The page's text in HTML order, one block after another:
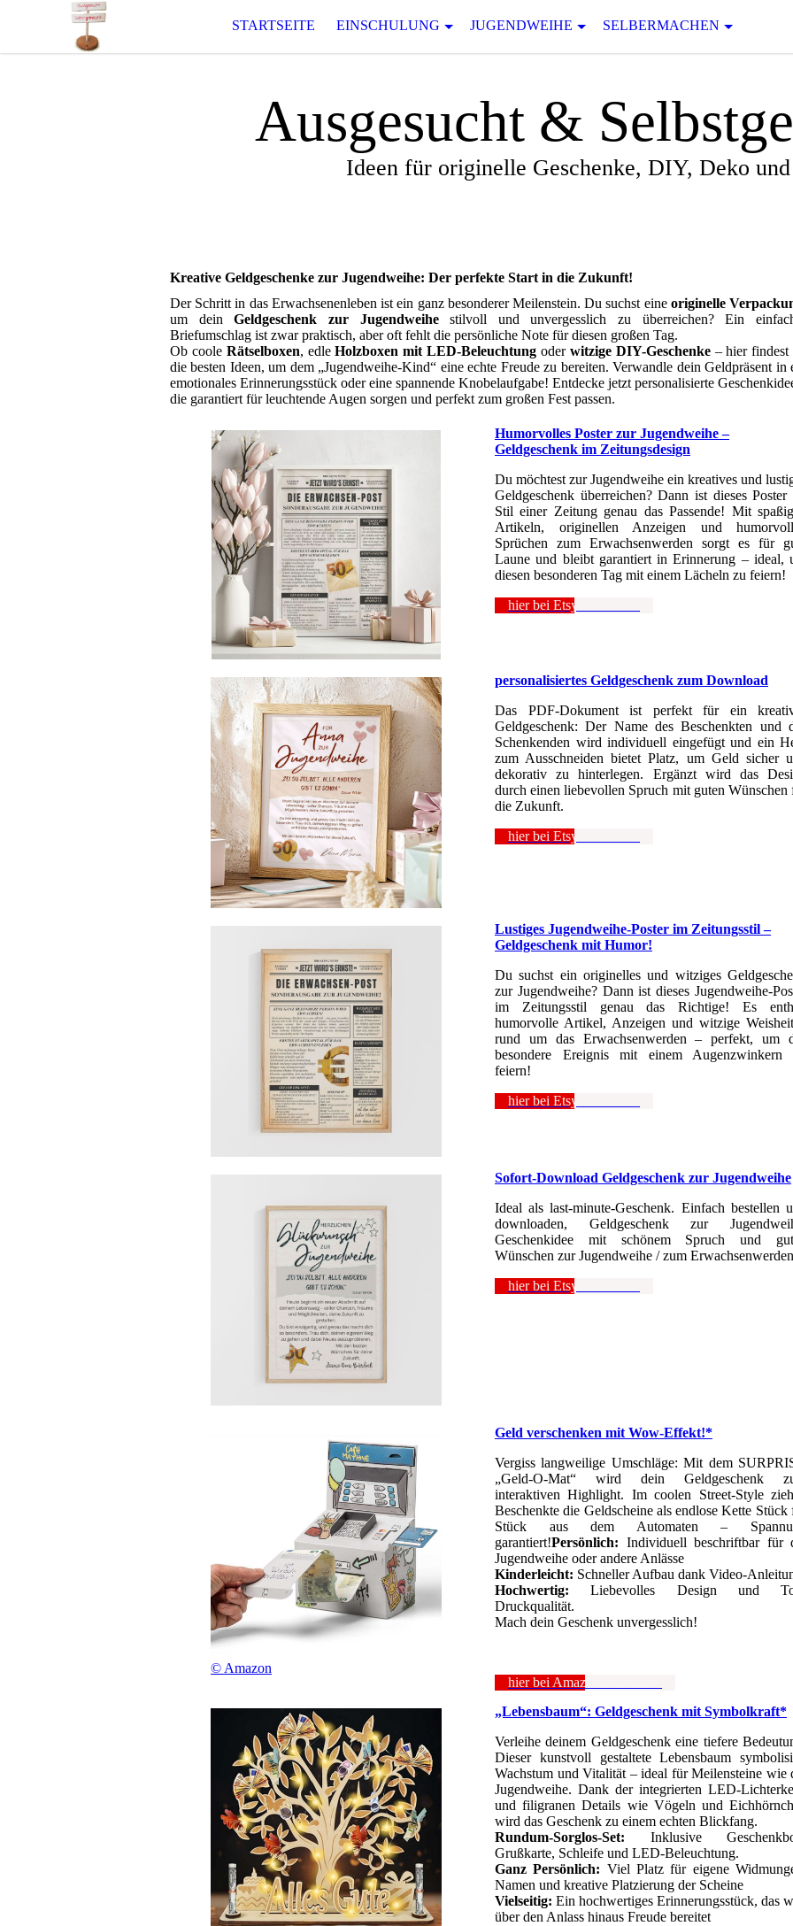
STARTSEITE EINSCHULUNG JUGENDWEIHE SELBERMACHEN
Ausgesucht & Selbstge
Ideen für originelle Geschenke, DIY, Deko
Kreative Geldgeschenke zur Jugendweihe: Der perfekte Start in die Zukunft!
Der Schritt in das Erwachsenenleben ist ein ganz besonderer Meilenstein. Du suchst eine originelle
um deinGeldgeschenk zur Jugendweihestilvoll und unvergesslich zu überreichen? Ein
Briefumschlag ist zwar praktisch, aber oft fehlt die persönliche Note für diesen großen Tag.
Ob coole Rätselboxen, edleHolzboxen mit LED-Beleuchtung oderwitzige DIY-Geschenke– hier findest
die besten Ideen, um dem „Jugendweihe-Kind“ eine echte Freude zu bereiten. Verwandle dein Geldpräsent in
emotionales Erinnerungsstück oder eine spannende Knobelaufgabe! Entdecke jetzt personalisierte
die garantiert für leuchtende Augen sorgen und perfekt zum großen Fest passen.
Humorvolles Poster zur Jugendweihe –
Geldgeschenk im Zeitungsdesign
Du möchtest zur Jugendweihe ein kreatives und
Geldgeschenk überreichen? Dann ist dieses Poster
Stil einer Zeitung genau das Passende! Mit
Artikeln, originellen Anzeigen und
Sprüchen zum Erwachsenwerden sorgt es für
Laune und bleibt garantiert in Erinnerung – ideal,
diesen besonderen Tag mit einem Lächeln zu feiern!
hier bei Etsy anschauen
personalisiertes Geldgeschenk zum Download
Das PDF-Dokument ist perfekt für ein
Geldgeschenk: Der Name des Beschenkten und
Schenkenden wird individuell eingefügt und ein
zum Ausschneiden bietet Platz, um Geld sicher
dekorativ zu hinterlegen. Ergänzt wird das
durch einen liebevollen Spruch mit guten Wünschen
die Zukunft.
hier bei Etsy anschauen
Lustiges Jugendweihe-Poster im Zeitungsstil –
Geldgeschenk mit Humor!
Du suchst ein originelles und witziges
zur Jugendweihe? Dann ist dieses Jugendweihe-
im Zeitungsstil genau das Richtige! Es
humorvolle Artikel, Anzeigen und witzige
rund um das Erwachsenwerden – perfekt, um
besondere Ereignis mit einem Augenzwinkern
feiern!
hier bei Etsy anschauen
Sofort-Download Geldgeschenk zur Jugendweihe
Ideal als last-minute-Geschenk. Einfach bestellen
downloaden, Geldgeschenk zur
Geschenkidee mit schönem Spruch und
Wünschen zur Jugendweihe / zum Erwachsenwerden
hier bei Etsy anschauen
© Amazon
Geld verschenken mit Wow-Effekt!*
Vergiss langweilige Umschläge: Mit dem
„Geld-O-Mat“ wird dein Geldgeschenk
interaktiven Highlight. Im coolen Street-Style
Beschenkte die Geldscheine als endlose Kette Stück
Stück aus dem Automaten –
garantiert!Persönlich: Individuell beschriftbar für
Jugendweihe oder andere Anlässe
Kinderleicht: Schneller Aufbau dank Video-
Hochwertig: Liebevolles Design und
Druckqualität.
Mach dein Geschenk unvergesslich!
hier bei Amazon anschauen
„Lebensbaum“: Geldgeschenk mit Symbolkraft*
Verleihe deinem Geldgeschenk eine tiefere
Dieser kunstvoll gestaltete Lebensbaum
Wachstum und Vitalität – ideal für Meilensteine wie
Jugendweihe. Dank der integrierten LED-
und filigranen Details wie Vögeln und
wird das Geschenk zu einem echten Blickfang.
Rundum-Sorglos-Set: Inklusive
Grußkarte, Schleife und LED-Beleuchtung.
Ganz Persönlich: Viel Platz für eigene
Namen und kreative Platzierung der Scheine
Vielseitig: Ein hochwertiges Erinnerungsstück, das
über den Anlass hinaus Freude bereitet